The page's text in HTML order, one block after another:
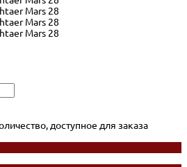
доступное для заказа